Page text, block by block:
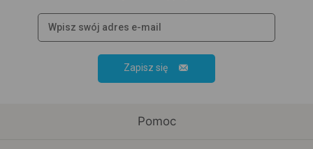
Zapisz się
Pomoc